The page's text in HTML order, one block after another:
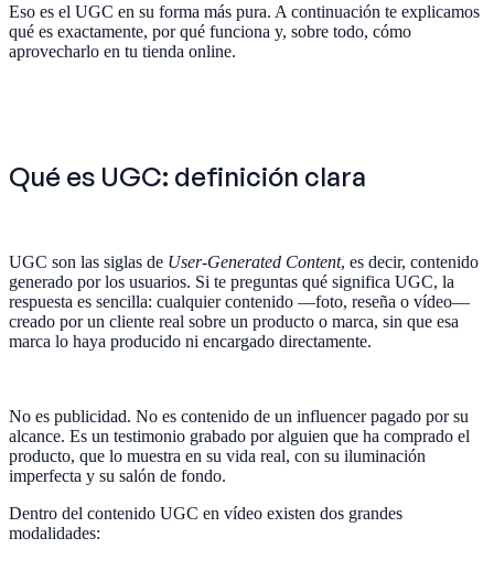
Eso es el UGC en su forma más pura. A continuación te explicamos
qué es exactamente, por qué funciona y, sobre todo, cómo
aprovecharlo en tu tienda online.
Qué es UGC: definición clara
UGC son las siglas de User-Generated Content, es decir, contenido
generado por los usuarios. Si te preguntas qué significa UGC, la
respuesta es sencilla: cualquier contenido —foto, reseña o vídeo—
creado por un cliente real sobre un producto o marca, sin que esa
marca lo haya producido ni encargado directamente.
No es publicidad. No es contenido de un influencer pagado por su
alcance. Es un testimonio grabado por alguien que ha comprado el
producto, que lo muestra en su vida real, con su iluminación
imperfecta y su salón de fondo.
Dentro del contenido UGC en vídeo existen dos grandes
modalidades: